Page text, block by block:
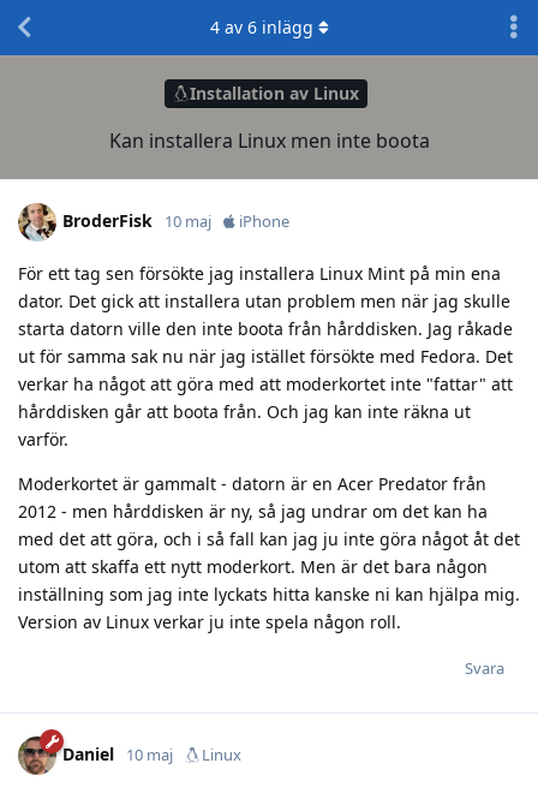
Installation av Linux
Kan installera Linux men inte boota
4av 6inlägg
BroderFisk 10 maj iPhone
För ett tag sen försökte jag installera Linux Mint på min ena
dator. Det gick att installera utan problem men när jag skulle
starta datorn ville den inte boota från hårddisken. Jag råkade
ut för samma sak nu när jag istället försökte med Fedora. Det
verkar ha något att göra med att moderkortet inte "fattar" att
hårddisken går att boota från. Och jag kan inte räkna ut
varför.
Moderkortet är gammalt - datorn är en Acer Predator från
2012 - men hårddisken är ny, så jag undrar om det kan ha
med det att göra, och i så fall kan jag ju inte göra något åt det
utom att skaffa ett nytt moderkort. Men är det bara någon
inställning som jag inte lyckats hitta kanske ni kan hjälpa mig.
Version av Linux verkar ju inte spela någon roll.
Svara
Daniel 10 maj Linux